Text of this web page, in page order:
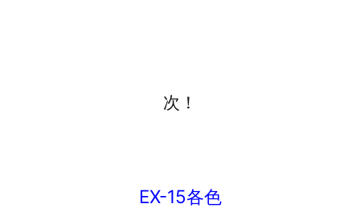
次！
EX-15各色